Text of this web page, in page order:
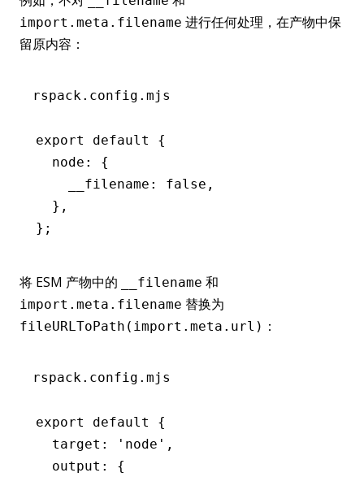
import.meta.filename 进行任何处理，在产物中保
留原内容：
rspack.config.mjs
export default
{
  node
:
{
    __filename
: false ,
  }
,
};
将 ESM 产物中的 __filename 和
import.meta.filename 替换为
fileURLToPath(import.meta.url) ：
rspack.config.mjs
export default
{
  target
: 'node' ,
  output
:
{